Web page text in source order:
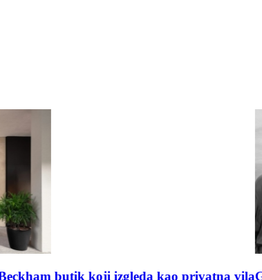
privatna vilaGiorgio Armani Mare 2026: